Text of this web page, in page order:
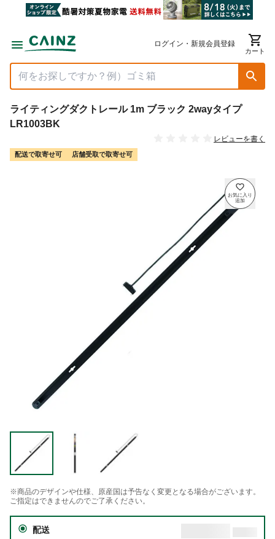
ログイン・新規会員登録
カート
ライティングダクトレール 1m ブラック 2wayタイプ
LR1003BK
レビューを書く
配送で取寄せ可 店舗受取で取寄せ可
※商品のデザインや仕様、原産国は予告なく変更となる場合がございます。
ご指定はできませんのでご了承ください。
配送